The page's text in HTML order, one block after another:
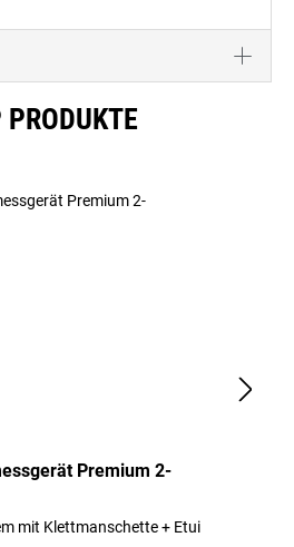
PRODUKTE
Premium 2-
mit Klettmanschette + Etui